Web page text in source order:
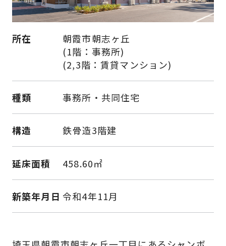
所在
朝霞市朝志ヶ丘
(1階：事務所)
(2,3階：賃貸マンション)
種類 事務所・共同住宅
構造 鉄骨造3階建
延床面積 458.60㎡
新築年月日 令和4年11月